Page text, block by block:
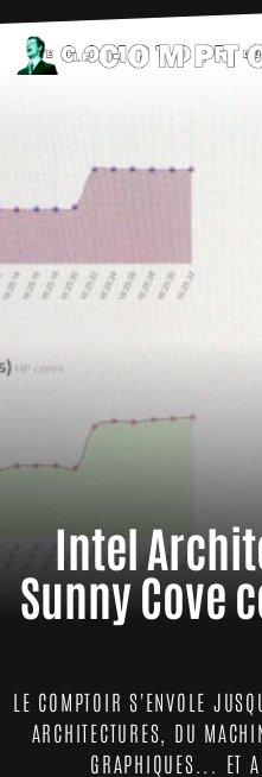
Intel
Sunny Cove
LE COMPTOIR S'ENVOLE
ARCHITECTURES, DU
GRAPHIQUES... ET